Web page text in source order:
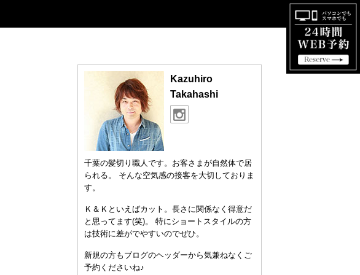
Kazuhiro
Takahashi
千葉の髪切り職人です。お客さまが自然体で居
られる。 そんな空気感の接客を大切しておりま
す。
Ｋ＆Ｋといえばカット。長さに関係なく得意だ
と思ってます(笑)。 特にショートスタイルの方
は技術に差がでやすいのでぜひ。
新規の方もブログのヘッダーから気兼ねなくご
予約くださいね♪